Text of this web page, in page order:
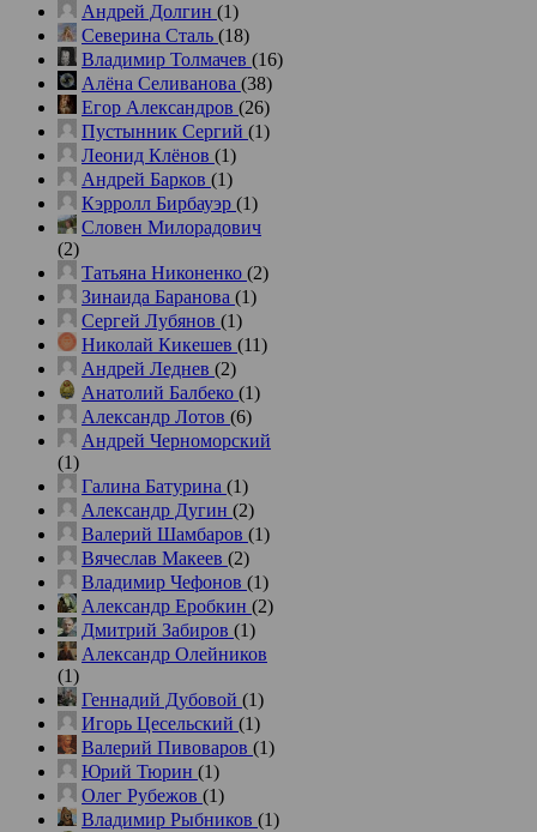
Андрей Долгин (1)
Северина Сталь (18)
Владимир Толмачев (16)
Алёна Селиванова (38)
Егор Александров (26)
Пустынник Сергий (1)
Леонид Клёнов (1)
Андрей Барков (1)
Кэрролл Бирбауэр (1)
Словен Милорадович
(2)
Татьяна Никоненко (2)
Зинаида Баранова (1)
Сергей Лубянов (1)
Николай Кикешев (11)
Андрей Леднев (2)
Анатолий Балбеко (1)
Александр Лотов (6)
Андрей Черноморский
(1)
Галина Батурина (1)
Александр Дугин (2)
Валерий Шамбаров (1)
Вячеслав Макеев (2)
Владимир Чефонов (1)
Александр Еробкин (2)
Дмитрий Забиров (1)
Александр Олейников
(1)
Геннадий Дубовой (1)
Игорь Цесельский (1)
Валерий Пивоваров (1)
Юрий Тюрин (1)
Олег Рубежов (1)
Владимир Рыбников (1)